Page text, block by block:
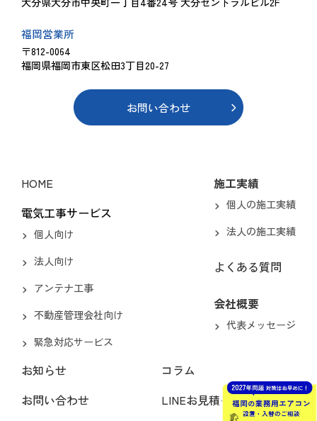
福岡営業所
〒812-0064
福岡県福岡市東区松田3丁目20-27
お問い合わせ
HOME
電気工事サービス
個人向け
法人向け
アンテナ工事
不動産管理会社向け
緊急対応サービス
施工実績
個人の施工実績
法人の施工実績
よくある質問
会社概要
代表メッセージ
お知らせ
コラム
お問い合わせ
LINEお見積もり